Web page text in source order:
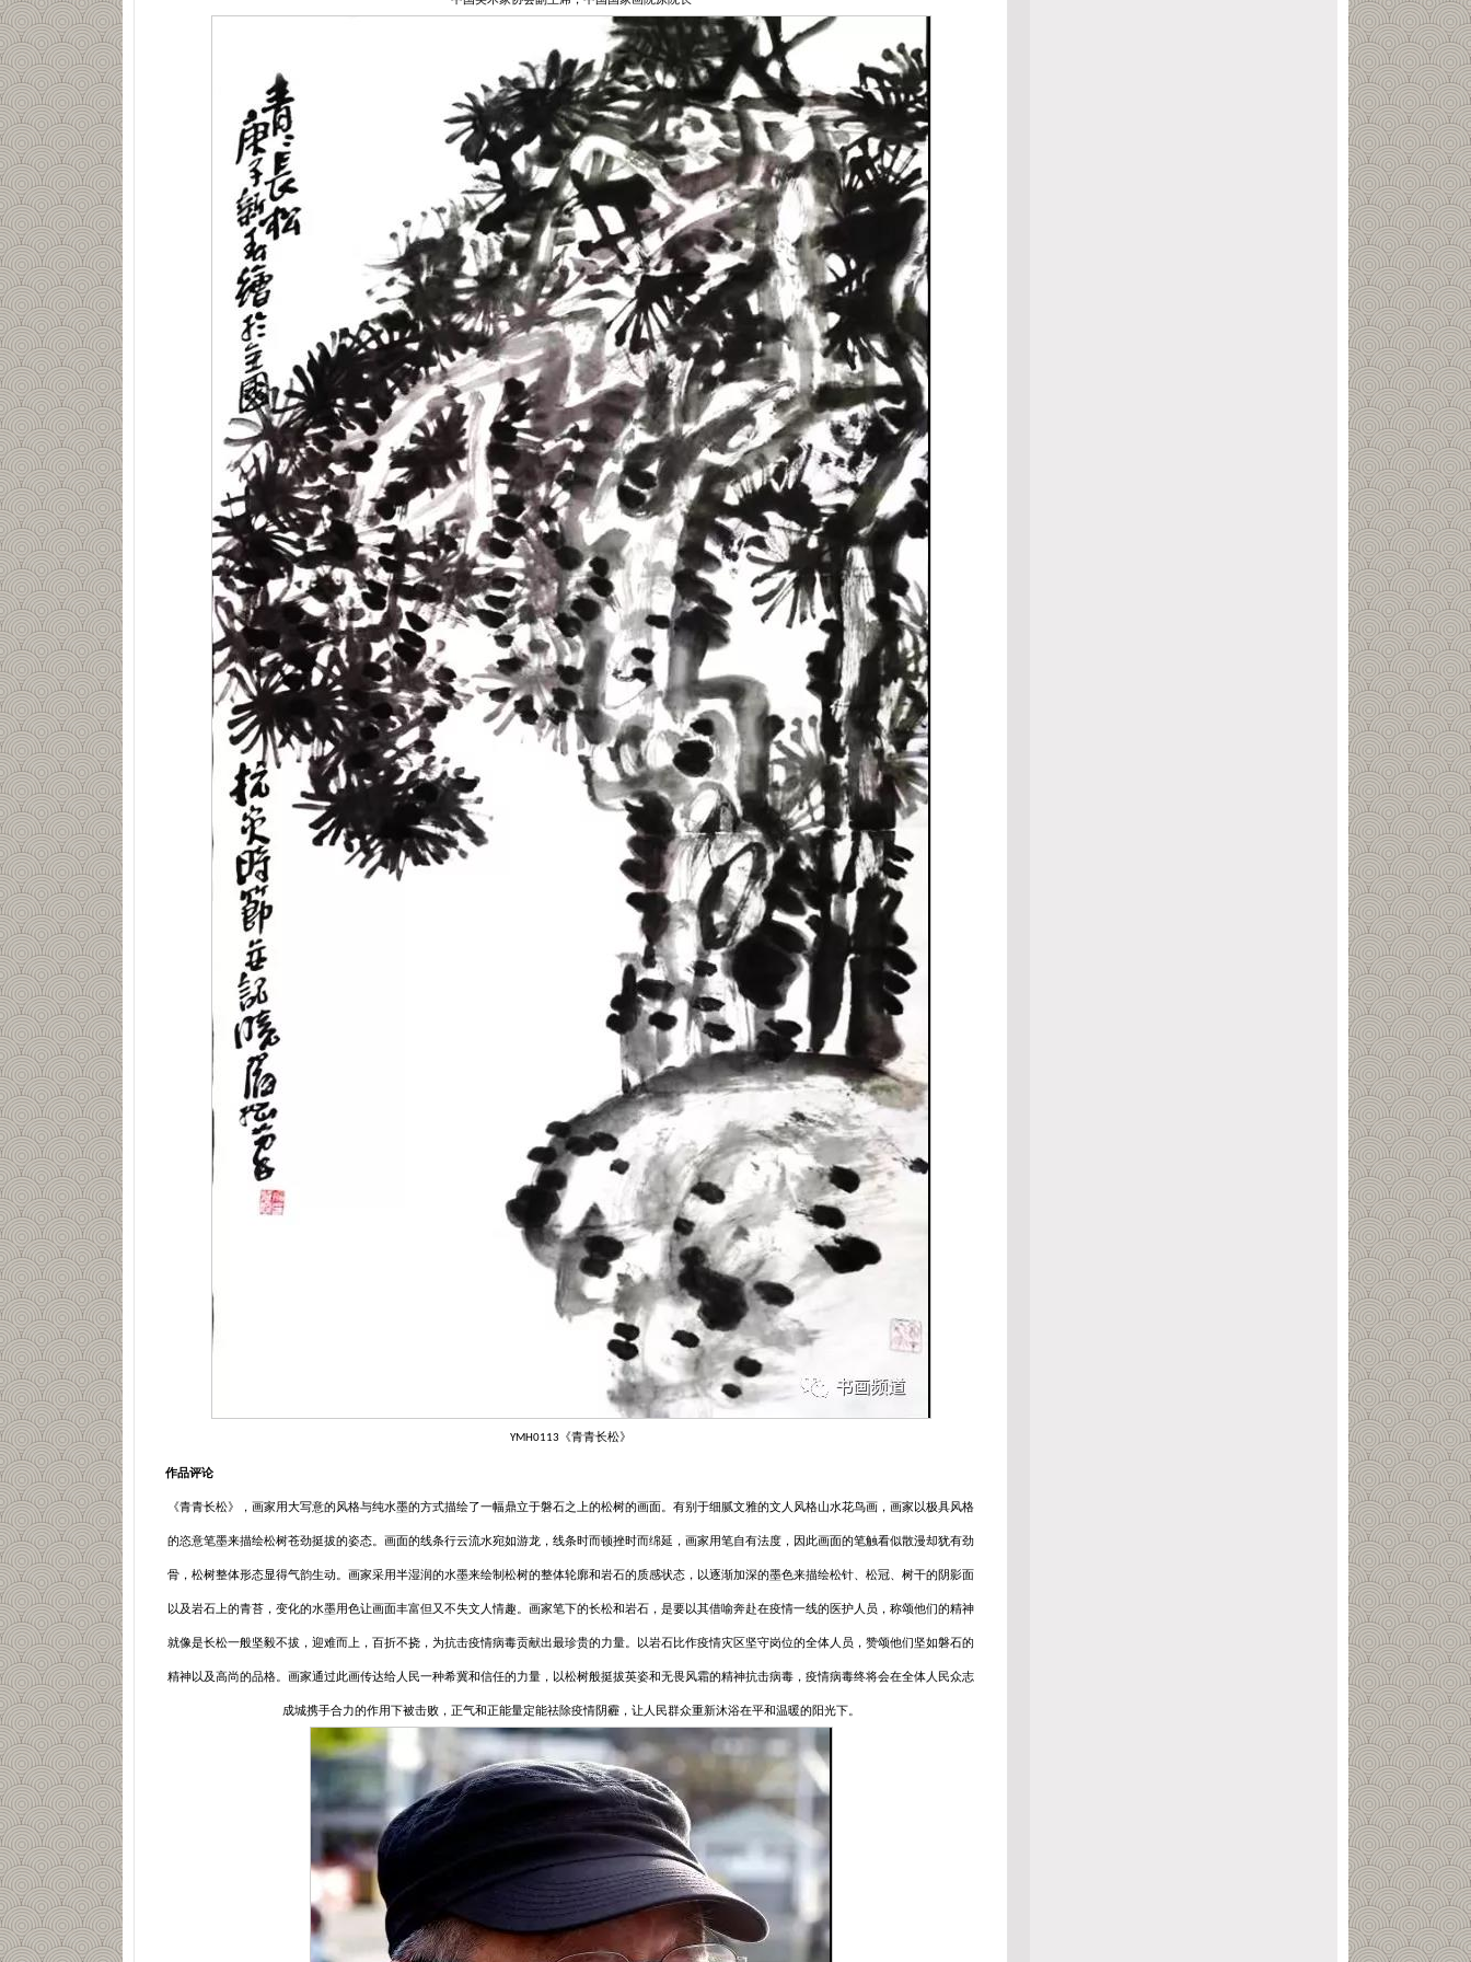
YMH0113 《青青长松》
作品评论
《青青长松》，画家用大写意的风格与纯水墨的方式描绘了一幅鼎立于磐石之上的松树的画面。有别于细腻文雅的文人风格山水花鸟画，画家以极具风格
的恣意笔墨来描绘松树苍劲挺拔的姿态。画面的线条行云流水宛如游龙，线条时而顿挫时而绵延，画家用笔自有法度，因此画面的笔触看似散漫却犹有劲
骨，松树整体形态显得气韵生动。画家采用半湿润的水墨来绘制松树的整体轮廓和岩石的质感状态，以逐渐加深的墨色来描绘松针、松冠、树干的阴影面
以及岩石上的青苔，变化的水墨用色让画面丰富但又不失文人情趣。画家笔下的长松和岩石，是要以其借喻奔赴在疫情一线的医护人员，称颂他们的精神
就像是长松一般坚毅不拔，迎难而上，百折不挠，为抗击疫情病毒贡献出最珍贵的力量。以岩石比作疫情灾区坚守岗位的全体人员，赞颂他们坚如磐石的
精神以及高尚的品格。画家通过此画传达给人民一种希冀和信任的力量，以松树般挺拔英姿和无畏风霜的精神抗击病毒，疫情病毒终将会在全体人民众志
成城携手合力的作用下被击败，正气和正能量定能祛除疫情阴霾，让人民群众重新沐浴在平和温暖的阳光下。